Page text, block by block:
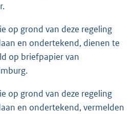
op grond van deze regeling
en ondertekend, dienen te
op briefpapier van
op grond van deze regeling
en ondertekend, vermelden